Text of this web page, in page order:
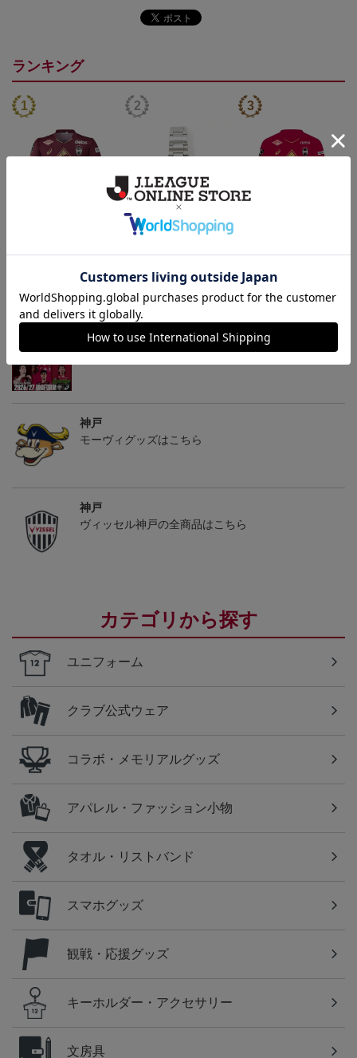
ランキング
フォーム（1st）
36,500円
E】 30th Anniversary Mod
50,000円
フォーム長袖（1st）
39,400円
トピックス
神戸
26/27シーズンユニフォームはこちら
神戸
モーヴィグッズはこちら
神戸
ヴィッセル神戸の全商品はこちら
カテゴリから探す
ユニフォーム
クラブ公式ウェア
コラボ・メモリアルグッズ
アパレル・ファッション小物
タオル・リストバンド
スマホグッズ
観戦・応援グッズ
キーホルダー・アクセサリー
文房具